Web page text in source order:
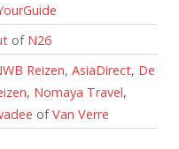
of N26
Reizen, AsiaDirect, De
, Nomaya Travel,
ofVan Verre